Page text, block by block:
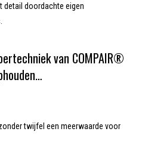
detail doordachte eigen
van COMPAIR®
twijfel een meerwaarde voor